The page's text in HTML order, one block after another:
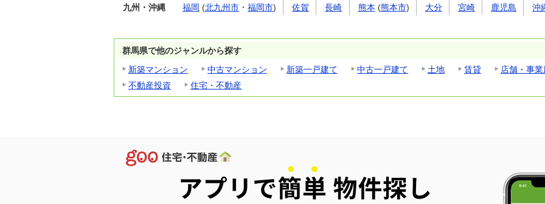
九州・沖縄 福岡 (北九州市 ・ 福岡市) 佐賀 長崎 熊本 (熊本市) 大分 宮崎 鹿児島 沖
群馬県で他のジャンルから探す
新築マンション
中古マンション 新築一戸建て 中古一戸建て 土地 賃貸
店舗・事業
不動産投資
住宅・不動産